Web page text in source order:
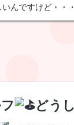
んですけど・・・